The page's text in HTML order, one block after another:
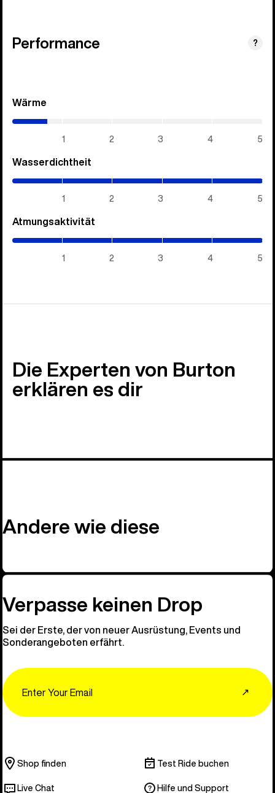
Performance ?
Wärme
1 2 3 4 5
Wasserdichtheit
1 2 3 4 5
Atmungsaktivität
1 2 3 4 5
Die Experten von Burton
erklären es dir
Andere wie diese
Verpasse keinen Drop
Sei der Erste, der von neuer Ausrüstung, Events und
Sonderangeboten erfährt.
↗
Shop finden Test Ride buchen
Live Chat Hilfe und Support